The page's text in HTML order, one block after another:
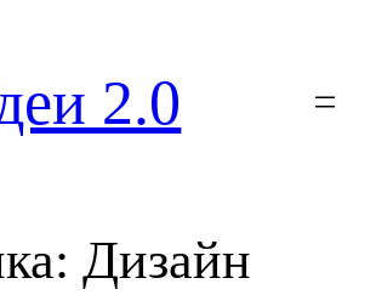
2.0
Дизайн